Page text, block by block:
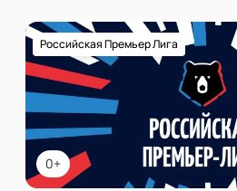
0+
Российская Премьер Лига